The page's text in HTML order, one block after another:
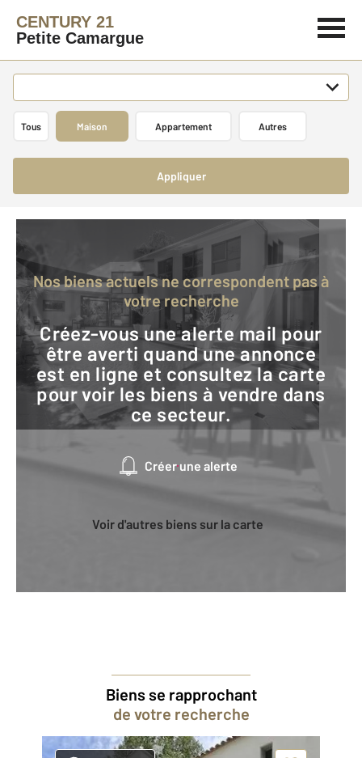
CENTURY 21
Petite Camargue
Tous Maison Appartement Autres
Appliquer
Nos biens actuels ne correspondent pas à
votre recherche
Créez-vous une alerte mail pour
être averti quand une annonce
est en ligne et consultez la carte
pour voir les biens à vendre dans
ce secteur.
Créer une alerte
Voir d'autres biens sur la carte
Biens se rapprochant
de votre recherche